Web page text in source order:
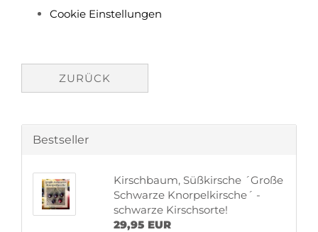
Cookie Einstellungen
ZURÜCK
Bestseller
Kirschbaum, Süßkirsche ´Große
Schwarze Knorpelkirsche´ -
schwarze Kirschsorte!
29,95 EUR